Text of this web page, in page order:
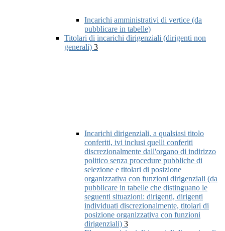
Incarichi amministrativi di vertice (da
pubblicare in tabelle)
Titolari di incarichi dirigenziali (dirigenti non
generali) 3
Incarichi dirigenziali, a qualsiasi titolo
conferiti, ivi inclusi quelli conferiti
discrezionalmente dall'organo di indirizzo
politico senza procedure pubbliche di
selezione e titolari di posizione
organizzativa con funzioni dirigenziali (da
pubblicare in tabelle che distinguano le
seguenti situazioni: dirigenti, dirigenti
individuati discrezionalmente, titolari di
posizione organizzativa con funzioni
dirigenziali) 3